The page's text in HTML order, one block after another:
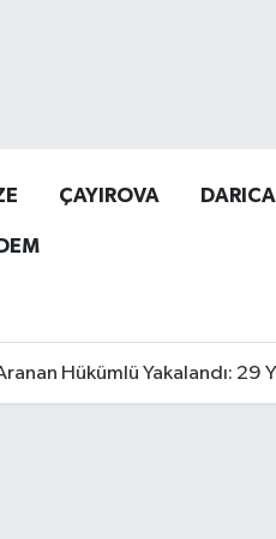
ÇAYIROVA DARICA
Hükümlü Yakalandı: 29